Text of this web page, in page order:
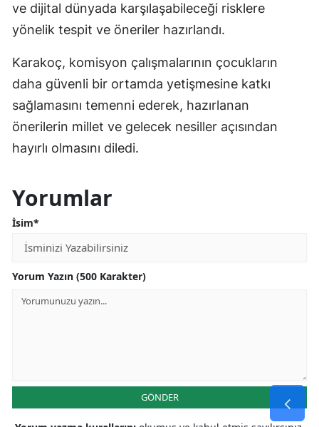
ve dijital dünyada karşılaşabileceği risklere
yönelik tespit ve öneriler hazırlandı.
Karakoç, komisyon çalışmalarının çocukların
daha güvenli bir ortamda yetişmesine katkı
sağlamasını temenni ederek, hazırlanan
önerilerin millet ve gelecek nesiller açısından
hayırlı olmasını diledi.
Yorumlar
İsim*
Yorum Yazın (500 Karakter)
GÖNDER